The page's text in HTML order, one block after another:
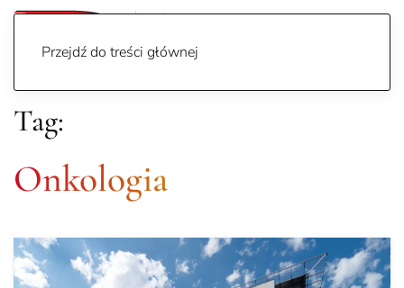
Przejdź do treści głównej
Tag:
Onkologia